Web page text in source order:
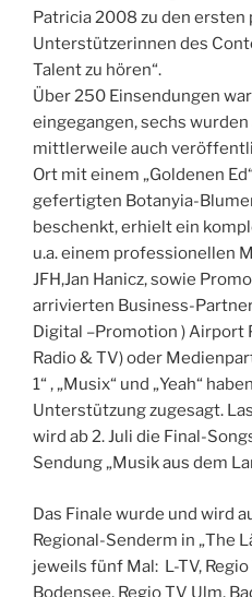
Patricia 2008 zu den
Unterstützerinnen des
Talent zu hören“.
Über 250 Einsendungen
eingegangen, sechs
mittlerweile auch
Ort mit einem „Goldenen
gefertigten Botanyia-
beschenkt, erhielt ein
u.a. einem professionellen
JFH,Jan Hanicz, sowie
arrivierten Business-
Digital –Promotion ) Airport
Radio & TV) oder
1“ , „Musix“ und „Yeah“
Unterstützung zugesagt.
wird ab 2. Juli die Final-
Sendung „Musik aus dem
Das Finale wurde und wird
Regional-Senderm in „The
jeweils fünf Mal: L-TV,
Bodensee, Regio TV Ulm,